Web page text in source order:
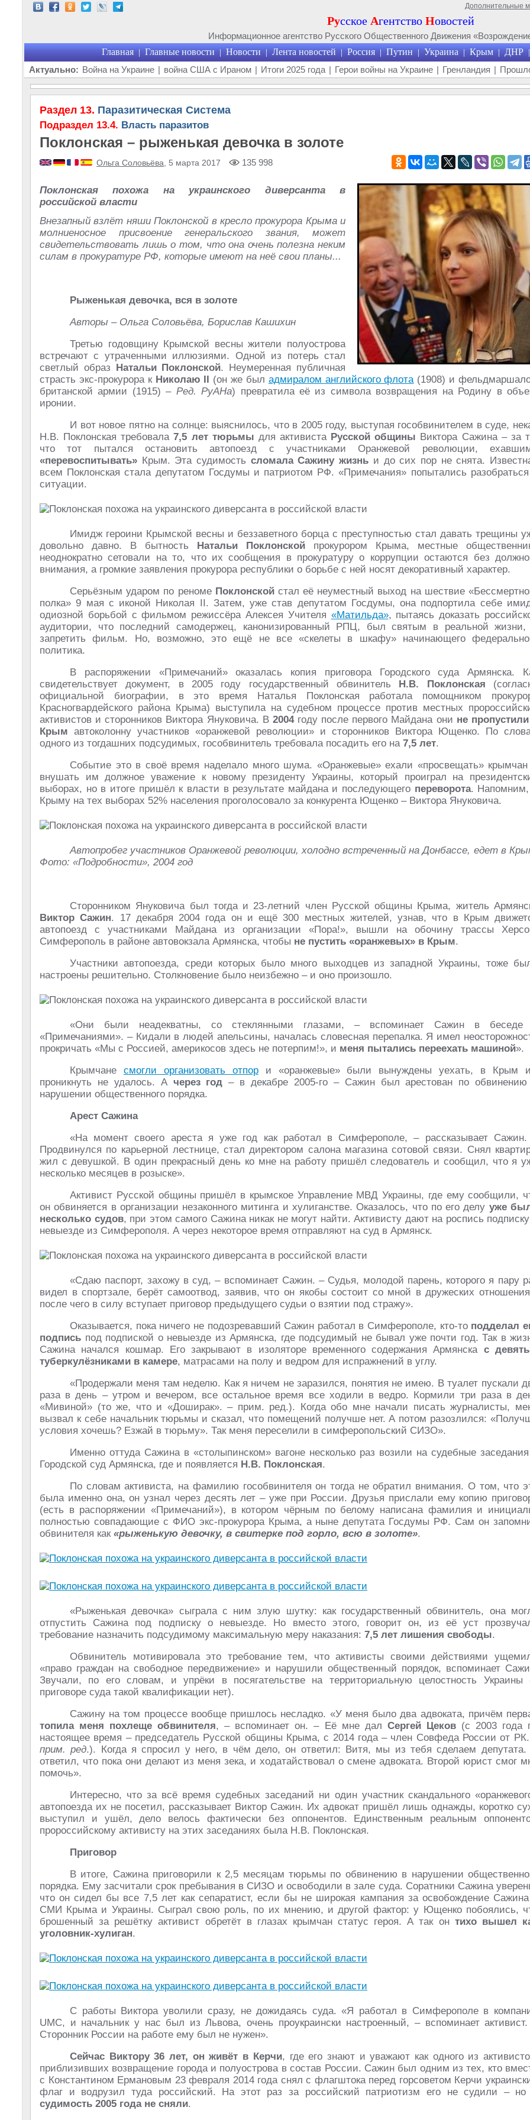
Дополнительные
Русское Агентство Новостей
Информационное агентство Русского Общественного Движения
Главная | Главные новости | Новости | Лента новостей | Россия | Путин | Украина | Крым | ДНР |
Актуально: Война на Украине | война США с Ираном | Итоги 2025 года | Герои войны на Украине | Гренландия |
Раздел 13. Паразитическая Система
Подраздел 13.4. Власть паразитов
Поклонская – рыженькая девочка в золоте
Ольга Соловьёва , 5 марта 2017 135 998
Поклонская похожа на украинского диверсанта в
российской власти
Внезапный взлёт няши Поклонской в кресло прокурора Крыма и
молниеносное присвоение генеральского звания, может
свидетельствовать лишь о том, что она очень полезна неким
силам в прокуратуре РФ, которые имеют на неё свои планы...
Рыженькая девочка, вся в золоте
Авторы – Ольга Соловьёва, Борислав Кашихин
Третью годовщину Крымской весны жители полуострова
встречают с утраченными иллюзиями. Одной из потерь стал
светлый образ Натальи Поклонской. Неумеренная публичная
страсть экс-прокурора к Николаю II (он же был адмиралом английского флота(1908) и
британской армии (1915) – Ред. РуАНа) превратила её из символа возвращения на Родину в
иронии.
И вот новое пятно на солнце: выяснилось, что в 2005 году, выступая гособвинителем в суде,
Н.В. Поклонская требовала7,5 лет тюрьмы для активиста Русской общины Виктора Сажина – за
что тот пытался остановить автопоезд с участниками Оранжевой революции,
«перевоспитывать» Крым. Эта судимость сломала Сажину жизнь и до сих пор не снята.
всем Поклонская стала депутатом Госдумы и патриотом РФ. «Примечания» попытались
ситуации.
Имидж героини Крымской весны и беззаветного борца с преступностью стал давать трещины
довольно давно. В бытность Натальи Поклонской прокурором Крыма, местные
неоднократно сетовали на то, что их сообщения в прокуратуру о коррупции остаются без
внимания, а громкие заявления прокурора республики о борьбе с ней носят декоративный характер.
Серьёзным ударом по реноме Поклонскойстал её неуместный выход на шествие
полка» 9 мая с иконой Николая II. Затем, уже став депутатом Госдумы, она подпортила себе
одиозной борьбой с фильмом режиссёра Алексея Учителя «Матильда», пытаясь доказать
аудитории, что последний самодержец, канонизированный РПЦ, был святым в реальной
запретить фильм. Но, возможно, это ещё не все «скелеты в шкафу» начинающего
политика.
В распоряжении «Примечаний» оказалась копия приговора Городского суда Армянска.
свидетельствует документ, в 2005 году государственный обвинитель Н.В. Поклонская
официальной биографии, в это время Наталья Поклонская работала помощником
Красногвардейского района Крыма) выступила на судебном процессе против местных
активистов и сторонников Виктора Януковича. В 2004году после первого Майдана они не
Крым автоколонну участников «оранжевой революции» и сторонников Виктора Ющенко. По
одного из тогдашних подсудимых, гособвинитель требовала посадить его на 7,5 лет.
Событие это в своё время наделало много шума. «Оранжевые» ехали «просвещать»
внушать им должное уважение к новому президенту Украины, который проиграл на
выборах, но в итоге пришёл к власти в результате майдана и последующего переворота.
Крыму на тех выборах 52% населения проголосовало за конкурента Ющенко – Виктора Януковича.
Автопробег участников Оранжевой революции, холодно встреченный на Донбассе, едет в
Фото: «Подробности», 2004 год
Сторонником Януковича был тогда и 23-летний член Русской общины Крыма, житель
Виктор Сажин. 17 декабря 2004 года он и ещё 300 местных жителей, узнав, что в Крым
автопоезд с участниками Майдана из организации «Пора!», вышли на обочину трассы
Симферополь в районе автовокзала Армянска, чтобы не пустить «оранжевых» в Крым.
Участники автопоезда, среди которых было много выходцев из западной Украины, тоже
настроены решительно. Столкновение было неизбежно – и оно произошло.
«Они были неадекватны, со стеклянными глазами, – вспоминает Сажин в беседе
«Примечаниями». ­– Кидали в людей апельсины, началась словесная перепалка. Я имел
прокричать «Мы с Россией, америкосов здесь не потерпим!», и меня пытались переехать машиной».
Крымчане смогли организовать отпори «оранжевые» были вынуждены уехать, в Крым
проникнуть не удалось. А через год – в декабре 2005-го – Сажин был арестован по
нарушении общественного порядка.
Арест Сажина
«На момент своего ареста я уже год как работал в Симферополе, – рассказывает
Продвинулся по карьерной лестнице, стал директором салона магазина сотовой связи. Снял
жил с девушкой. В один прекрасный день ко мне на работу пришёл следователь и сообщил, что я
несколько месяцев в розыске».
Активист Русской общины пришёл в крымское Управление МВД Украины, где ему сообщили,
он обвиняется в организации незаконного митинга и хулиганстве. Оказалось, что по его делу уже
несколько судов, при этом самого Сажина никак не могут найти. Активисту дают на роспись
невыезде из Симферополя. А через некоторое время отправляют на суд в Армянск.
«Сдаю паспорт, захожу в суд, – вспоминает Сажин. – Судья, молодой парень, которого я пару
видел в спортзале, берёт самоотвод, заявив, что он якобы состоит со мной в дружеских
после чего в силу вступает приговор предыдущего судьи о взятии под стражу».
Оказывается, пока ничего не подозревавший Сажин работал в Симферополе, кто-то подделал
подпись под подпиской о невыезде из Армянска, где подсудимый не бывал уже почти год. Так в
Сажина начался кошмар. Его закрывают в изоляторе временного содержания Армянска с
туберкулёзниками в камере, матрасами на полу и ведром для испражнений в углу.
«Продержали меня там неделю. Как я ничем не заразился, понятия не имею. В туалет пускали
раза в день – утром и вечером, все остальное время все ходили в ведро. Кормили три раза в
«Мивиной» (то же, что и «Доширак». – прим. ред.). Когда обо мне начали писать журналисты,
вызвал к себе начальник тюрьмы и сказал, что помещений получше нет. А потом разозлился:
условия хочешь? Езжай в тюрьму». Так меня переселили в симферопольский СИЗО».
Именно оттуда Сажина в «столыпинском» вагоне несколько раз возили на судебные
Городской суд Армянска, где и появляется Н.В. Поклонская.
По словам активиста, на фамилию гособвинителя он тогда не обратил внимания. О том, что
была именно она, он узнал через десять лет – уже при России. Друзья прислали ему копию
(есть в распоряжении «Примечаний»), в котором чёрным по белому написана фамилия и
полностью совпадающие с ФИО экс-прокурора Крыма, а ныне депутата Госдумы РФ. Сам он
обвинителя как «рыженькую девочку, в свитерке под горло, всю в золоте».
«Рыженькая девочка» сыграла с ним злую шутку: как государственный обвинитель, она
отпустить Сажина под подписку о невыезде. Но вместо этого, говорит он, из её уст
требование назначить подсудимому максимальную меру наказания: 7,5 лет лишения свободы.
Обвинитель мотивировала это требование тем, что активисты своими действиями
«право граждан на свободное передвижение» и нарушили общественный порядок, вспоминает
Звучали, по его словам, и упрёки в посягательстве на территориальную целостность Украины
приговоре суда такой квалификации нет).
Сажину на том процессе вообще пришлось несладко. «У меня было два адвоката, причём
топила меня похлеще обвинителя, – вспоминает он. – Её мне дал Сергей Цеков(с 2003 года
настоящее время – председатель Русской общины Крыма, с 2014 года – член Совфеда России от
прим. ред.). Когда я спросил у него, в чём дело, он ответил: Витя, мы из тебя сделаем
ответил, что пока они делают из меня зека, и ходатайствовал о смене адвоката. Второй юрист смог
помочь».
Интересно, что за всё время судебных заседаний ни один участник скандального
автопоезда их не посетил, рассказывает Виктор Сажин. Их адвокат пришёл лишь однажды, коротко
выступил и ушёл, дело велось фактически без оппонентов. Единственным реальным
пророссийскому активисту на этих заседаниях была Н.В. Поклонская.
Приговор
В итоге, Сажина приговорили к 2,5 месяцам тюрьмы по обвинению в нарушении
порядка. Ему засчитали срок пребывания в СИЗО и освободили в зале суда. Соратники Сажина
что он сидел бы все 7,5 лет как сепаратист, если бы не широкая кампания за освобождение
СМИ Крыма и Украины. Сыграл свою роль, по их мнению, и другой фактор: у Ющенко побоялись,
брошенный за решётку активист обретёт в глазах крымчан статус героя. А так он тихо вышел
уголовник-хулиган.
С работы Виктора уволили сразу, не дожидаясь суда. «Я работал в Симферополе в
UMC, и начальник у нас был из Львова, очень проукраински настроенный, – вспоминает
Сторонник России на работе ему был не нужен».
Сейчас Виктору 36 лет, он живёт в Керчи, где его знают и уважают как одного из
приблизивших возвращение города и полуострова в состав России. Сажин был одним из тех, кто
с Константином Ермановым 23 февраля 2014 года снял с флагштока перед горсоветом Керчи
флаг и водрузил туда российский. На этот раз за российский патриотизм его не судили –
судимость 2005 года не сняли.